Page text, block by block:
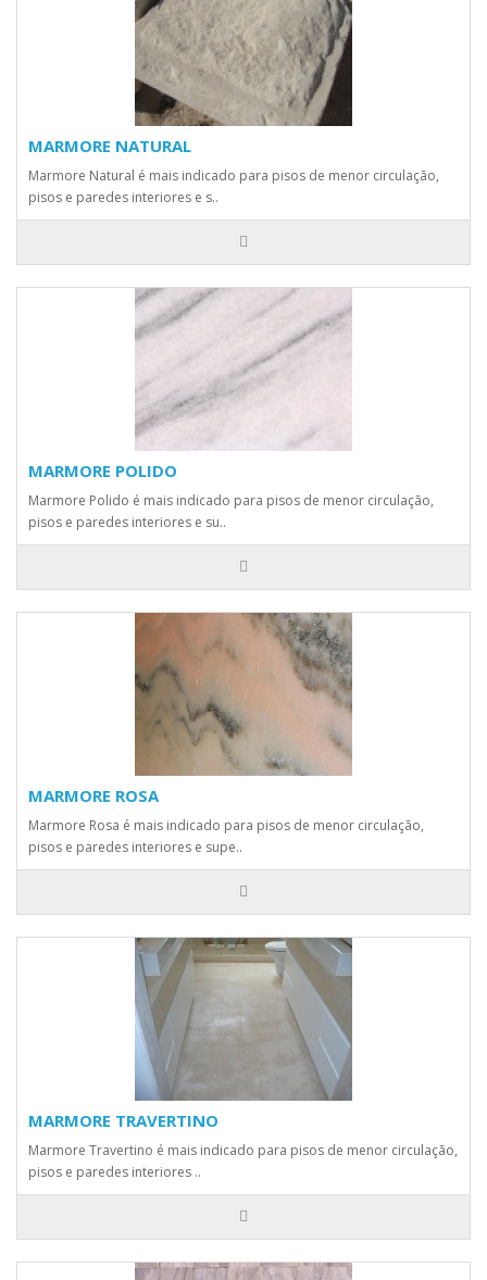
MARMORE NATURAL
Marmore Natural é mais indicado para pisos de menor circulação,
pisos e paredes interiores e s..
MARMORE POLIDO
Marmore Polido é mais indicado para pisos de menor circulação,
pisos e paredes interiores e su..
MARMORE ROSA
Marmore Rosa é mais indicado para pisos de menor circulação,
pisos e paredes interiores e supe..
MARMORE TRAVERTINO
Marmore Travertino é mais indicado para pisos de menor circulação,
pisos e paredes interiores ..